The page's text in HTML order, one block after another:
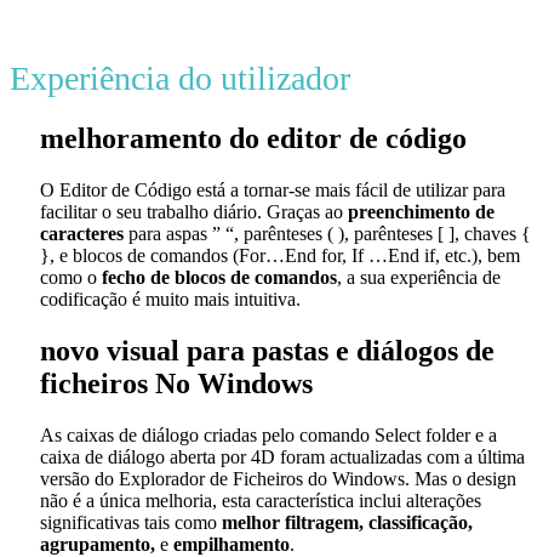
Experiência do utilizador
melhoramento do editor de código
O Editor de Código está a tornar-se mais fácil de utilizar para
facilitar o seu trabalho diário. Graças ao preenchimento de
caracteres para aspas ” “, parênteses ( ), parênteses [ ], chaves {
}, e blocos de comandos (For…End for, If …End if, etc.), bem
como o fecho de blocos de comandos, a sua experiência de
codificação é muito mais intuitiva.
novo visual para pastas e diálogos de
ficheiros No Windows
As caixas de diálogo criadas pelo comando Select foldere a
caixa de diálogo aberta por 4D foram actualizadas com a última
versão do Explorador de Ficheiros do Windows. Mas o design
não é a única melhoria, esta característica inclui alterações
significativas tais como melhor filtragem, classificação,
agrupamento, e empilhamento.